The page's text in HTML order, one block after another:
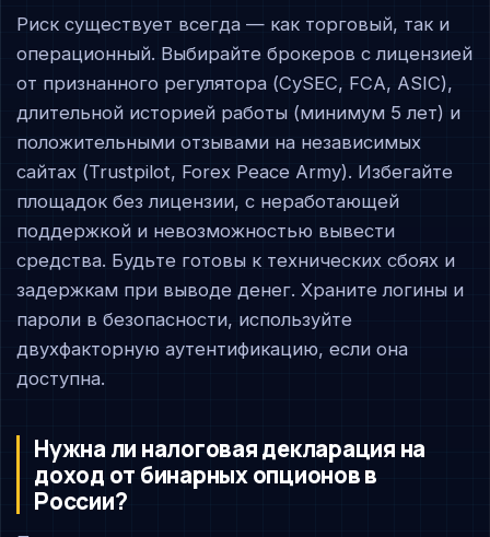
Риск существует всегда — как торговый, так и
операционный. Выбирайте брокеров с лицензией
от признанного регулятора (CySEC, FCA, ASIC),
длительной историей работы (минимум 5 лет) и
положительными отзывами на независимых
сайтах (Trustpilot, Forex Peace Army). Избегайте
площадок без лицензии, с неработающей
поддержкой и невозможностью вывести
средства. Будьте готовы к технических сбоях и
задержкам при выводе денег. Храните логины и
пароли в безопасности, используйте
двухфакторную аутентификацию, если она
доступна.
Нужна ли налоговая декларация на
доход от бинарных опционов в
России?